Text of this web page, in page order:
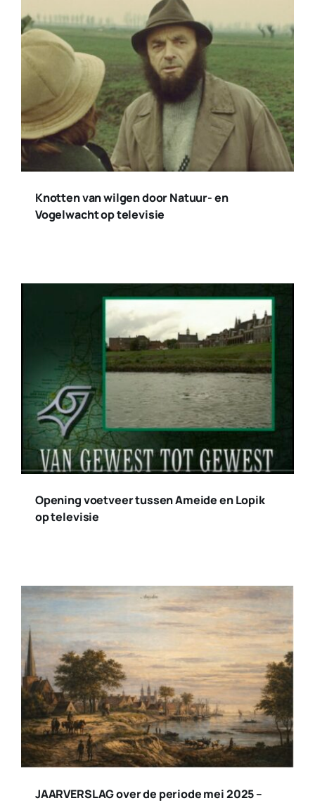
Knotten van wilgen door Natuur- en
Vogelwacht op televisie
Opening voetveer tussen Ameide en Lopik
op televisie
JAARVERSLAG over de periode mei 2025 –